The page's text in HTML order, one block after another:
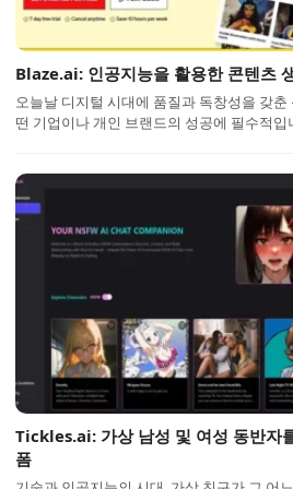
Blaze.ai: 인공지능을 활용한 콘텐츠
오늘날 디지털 시대에 품질과 독창성을 갖춘
떤 기업이나 개인 브랜드의 성공에 필수적
Tickles.ai: 가상 남성 및 여성 동반자
폼